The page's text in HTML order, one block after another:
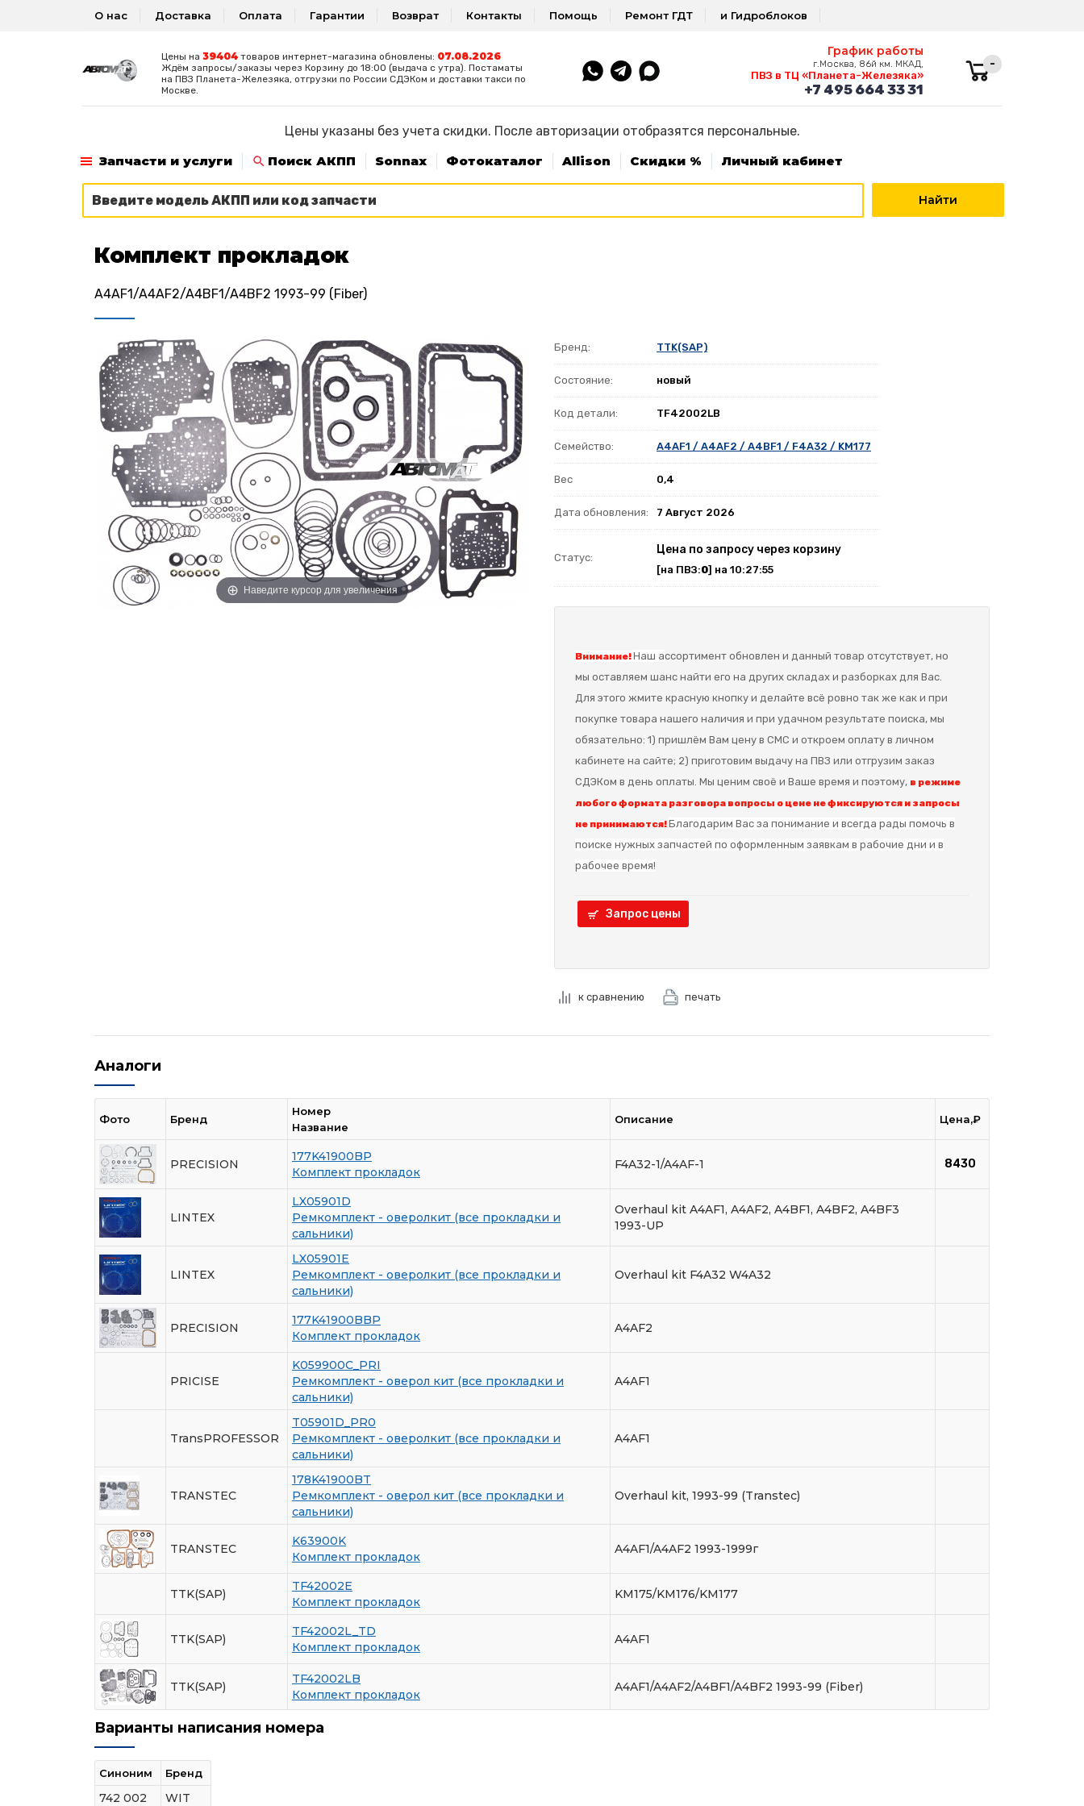
О нас Доставка Оплата Гарантии Возврат Контакты Помощь Ремонт ГДТ и Гидроблоков
Цены на 39404товаров интернет-магазина обновлены: 07.08.2026
Ждём запросы/заказы через Корзину до 18:00 (выдача с утра). Постаматы
на ПВЗ Планета-Железяка, отгрузки по России СДЭКом и доставки такси по
Москве.
График работы
г.Москва, 86й км. МКАД,
ПВЗ в ТЦ «Планета-Железяка»
+7 495 664 33 31
-
Цены указаны без учета скидки. После авторизации отобразятся персональные.
Запчасти и услуги
Поиск АКПП Sonnax Фотокаталог Allison Скидки % Личный кабинет
Комплект прокладок
A4AF1/A4AF2/A4BF1/A4BF2 1993-99 (Fiber)
Наведите курсор для увеличения
Бренд: TTK(SAP)
Состояние: новый
Код детали: TF42002LB
Семейство: A4AF1 / A4AF2 / A4BF1 / F4A32 / KM177
Вес 0,4
Дата обновления: 7 Август 2026
Статус:
Цена по запросу через корзину
[на ПВЗ:0] на 10:27:55
Внимание!Наш ассортимент обновлен и данный товар отсутствует, но
мы оставляем шанс найти его на других складах и разборках для Вас.
Для этого жмите красную кнопку и делайте всё ровно так же как и при
покупке товара нашего наличия и при удачном результате поиска, мы
обязательно: 1) пришлём Вам цену в СМС и откроем оплату в личном
кабинете на сайте; 2) приготовим выдачу на ПВЗ или отгрузим заказ
СДЭКом в день оплаты. Мы ценим своё и Ваше время и поэтому, в режиме
любого формата разговора вопросы о цене не фиксируются и запросы
не принимаются!Благодарим Вас за понимание и всегда рады помочь в
поиске нужных запчастей по оформленным заявкам в рабочие дни и в
рабочее время!
Запрос цены
к сравнению печать
Аналоги
Фото Бренд
Номер
Название
Описание Цена,₽
PRECISION
177K41900BP
Комплект прокладок
F4A32-1/A4AF-1 8430
LINTEX
LX05901D
Ремкомплект - оверолкит (все прокладки и
сальники)
Overhaul kit A4AF1, A4AF2, A4BF1, A4BF2, A4BF3
1993-UP
LINTEX
LX05901E
Ремкомплект - оверолкит (все прокладки и
сальники)
Overhaul kit F4A32 W4A32
PRECISION
177K41900BBP
Комплект прокладок
A4AF2
PRICISE
K059900C_PRI
Ремкомплект - оверол кит (все прокладки и
сальники)
A4AF1
TransPROFESSOR
T05901D_PR0
Ремкомплект - оверолкит (все прокладки и
сальники)
A4AF1
TRANSTEC
178K41900BT
Ремкомплект - оверол кит (все прокладки и
сальники)
Overhaul kit, 1993-99 (Transtec)
TRANSTEC
K63900K
Комплект прокладок
A4AF1/A4AF2 1993-1999г
TTK(SAP)
TF42002E
Комплект прокладок
KM175/KM176/KM177
TTK(SAP)
TF42002L_TD
Комплект прокладок
A4AF1
TTK(SAP)
TF42002LB
Комплект прокладок
A4AF1/A4AF2/A4BF1/A4BF2 1993-99 (Fiber)
Варианты написания номера
Синоним Бренд
742 002 WIT